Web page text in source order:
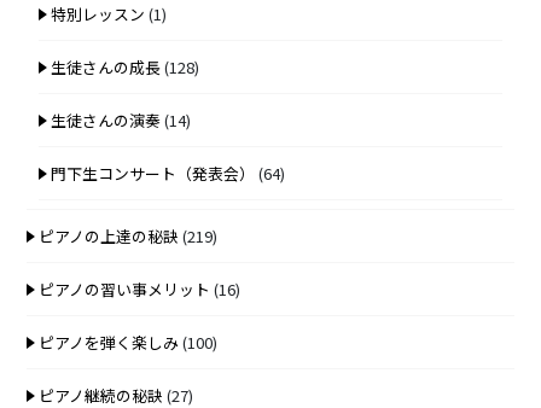
特別レッスン (1)
生徒さんの成長(128)
生徒さんの演奏(14)
門下生コンサート（発表会） (64)
ピアノの上達の秘訣 (219)
ピアノの習い事メリット (16)
ピアノを弾く楽しみ(100)
ピアノ継続の秘訣 (27)